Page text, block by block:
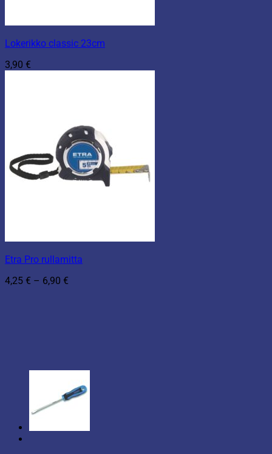
Lokerikko classic 23cm
3,90 €
Etra Pro rullamitta
4,25 € – 6,90 €